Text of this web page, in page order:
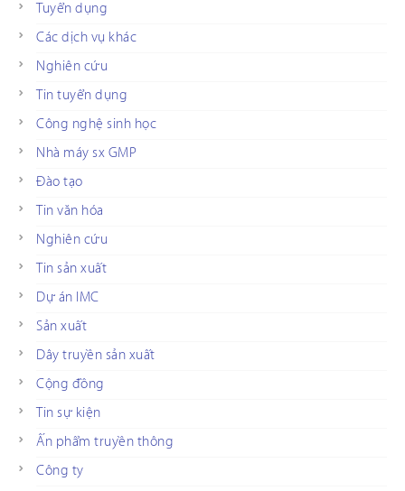
Tuyển dụng
Các dịch vụ khác
Nghiên cứu
Tin tuyển dụng
Công nghệ sinh học
Nhà máy sx GMP
Đào tạo
Tin văn hóa
Nghiên cứu
Tin sản xuất
Dự án IMC
Sản xuất
Dây truyền sản xuất
Cộng đồng
Tin sự kiện
Ấn phẩm truyền thông
Công ty